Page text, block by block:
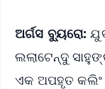
ଅର୍ଗସ ବ୍ୟୁରୋ:
ଲଲାଟେନ୍ଦୁ
ଏକ ଅପହୃତ କଲିଂ